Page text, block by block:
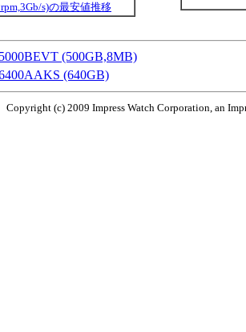
s)の最安値推移
(500GB,8MB)
(640GB)
Copyright (c) 2009 Impress Watch Corporation, an